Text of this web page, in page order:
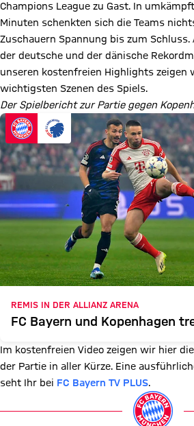
Champions League zu Gast. In
Minuten schenkten sich die Teams
Zuschauern Spannung bis zum
der deutsche und der dänische
unseren kostenfreien Highlights zeigen
wichtigsten Szenen des Spiels.
Der Spielbericht zur Partie gegen
REMIS IN DER ALLIANZ ARENA
FC Bayern und Kopenhagen
Im kostenfreien Video zeigen wir hier
der Partie in aller Kürze. Eine
seht Ihr bei FC Bayern TV PLUS.